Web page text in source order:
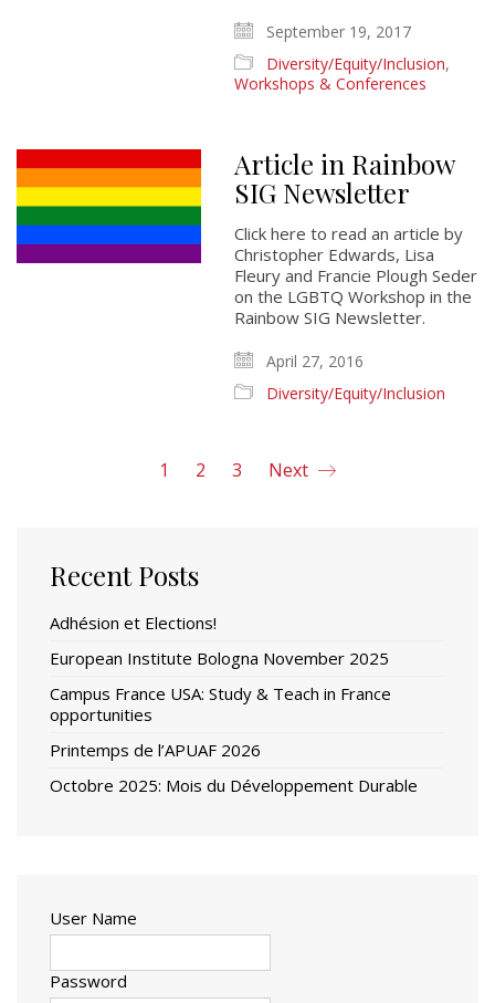
September 19, 2017
Diversity/Equity/Inclusion,
Workshops & Conferences
Article in Rainbow
SIG Newsletter
Click here to read an article by
Christopher Edwards, Lisa
Fleury and Francie Plough Seder
on the LGBTQ Workshop in the
Rainbow SIG Newsletter.
April 27, 2016
Diversity/Equity/Inclusion
1 2 3 Next
Recent Posts
Adhésion et Elections!
European Institute Bologna November 2025
Campus France USA: Study & Teach in France
opportunities
Printemps de l’APUAF 2026
Octobre 2025: Mois du Développement Durable
User Name
Password